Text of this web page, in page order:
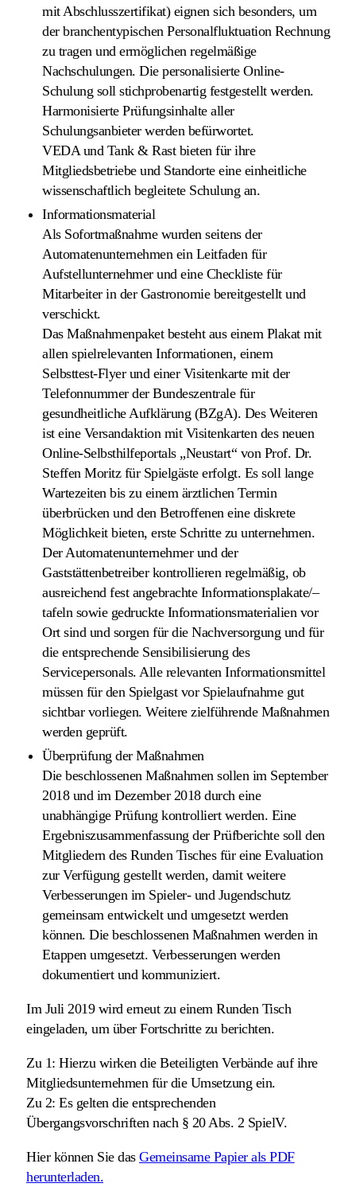
mit Abschlusszertifikat) eignen sich besonders, um
der branchentypischen Personalfluktuation Rechnung
zu tragen und ermöglichen regelmäßige
Nachschulungen. Die personalisierte Online-
Schulung soll stichprobenartig festgestellt werden.
Harmonisierte Prüfungsinhalte aller
Schulungsanbieter werden befürwortet.
VEDA und Tank & Rast bieten für ihre
Mitgliedsbetriebe und Standorte eine einheitliche
wissenschaftlich begleitete Schulung an.
Informationsmaterial
Als Sofortmaßnahme wurden seitens der
Automatenunternehmen ein Leitfaden für
Aufstellunternehmer und eine Checkliste für
Mitarbeiter in der Gastronomie bereitgestellt und
verschickt.
Das Maßnahmenpaket besteht aus einem Plakat mit
allen spielrelevanten Informationen, einem
Selbsttest-Flyer und einer Visitenkarte mit der
Telefonnummer der Bundeszentrale für
gesundheitliche Aufklärung (BZgA). Des Weiteren
ist eine Versandaktion mit Visitenkarten des neuen
Online-Selbsthilfeportals „Neustart“ von Prof. Dr.
Steffen Moritz für Spielgäste erfolgt. Es soll lange
Wartezeiten bis zu einem ärztlichen Termin
überbrücken und den Betroffenen eine diskrete
Möglichkeit bieten, erste Schritte zu unternehmen.
Der Automatenunternehmer und der
Gaststättenbetreiber kontrollieren regelmäßig, ob
ausreichend fest angebrachte Informationsplakate/–
tafeln sowie gedruckte Informationsmaterialien vor
Ort sind und sorgen für die Nachversorgung und für
die entsprechende Sensibilisierung des
Servicepersonals. Alle relevanten Informationsmittel
müssen für den Spielgast vor Spielaufnahme gut
sichtbar vorliegen. Weitere zielführende Maßnahmen
werden geprüft.
Überprüfung der Maßnahmen
Die beschlossenen Maßnahmen sollen im September
2018 und im Dezember 2018 durch eine
unabhängige Prüfung kontrolliert werden. Eine
Ergebniszusammenfassung der Prüfberichte soll den
Mitgliedern des Runden Tisches für eine Evaluation
zur Verfügung gestellt werden, damit weitere
Verbesserungen im Spieler- und Jugendschutz
gemeinsam entwickelt und umgesetzt werden
können. Die beschlossenen Maßnahmen werden in
Etappen umgesetzt. Verbesserungen werden
dokumentiert und kommuniziert.
Im Juli 2019 wird erneut zu einem Runden Tisch
eingeladen, um über Fortschritte zu berichten.
Zu 1: Hierzu wirken die Beteiligten Verbände auf ihre
Mitgliedsunternehmen für die Umsetzung ein.
Zu 2: Es gelten die entsprechenden
Übergangsvorschriften nach § 20 Abs. 2 SpielV.
Hier können Sie das Gemeinsame Papier als PDF
herunterladen.